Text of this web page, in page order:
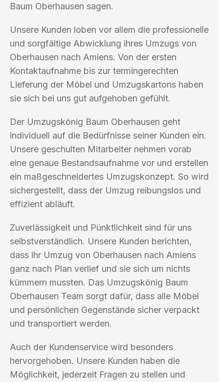
Baum Oberhausen sagen.
Unsere Kunden loben vor allem die professionelle
und sorgfältige Abwicklung ihres Umzugs von
Oberhausen nach Amiens. Von der ersten
Kontaktaufnahme bis zur termingerechten
Lieferung der Möbel und Umzugskartons haben
sie sich bei uns gut aufgehoben gefühlt.
Der Umzugskönig Baum Oberhausen geht
individuell auf die Bedürfnisse seiner Kunden ein.
Unsere geschulten Mitarbeiter nehmen vorab
eine genaue Bestandsaufnahme vor und erstellen
ein maßgeschneidertes Umzugskonzept. So wird
sichergestellt, dass der Umzug reibungslos und
effizient abläuft.
Zuverlässigkeit und Pünktlichkeit sind für uns
selbstverständlich. Unsere Kunden berichten,
dass ihr Umzug von Oberhausen nach Amiens
ganz nach Plan verlief und sie sich um nichts
kümmern mussten. Das Umzugskönig Baum
Oberhausen Team sorgt dafür, dass alle Möbel
und persönlichen Gegenstände sicher verpackt
und transportiert werden.
Auch der Kundenservice wird besonders
hervorgehoben. Unsere Kunden haben die
Möglichkeit, jederzeit Fragen zu stellen und